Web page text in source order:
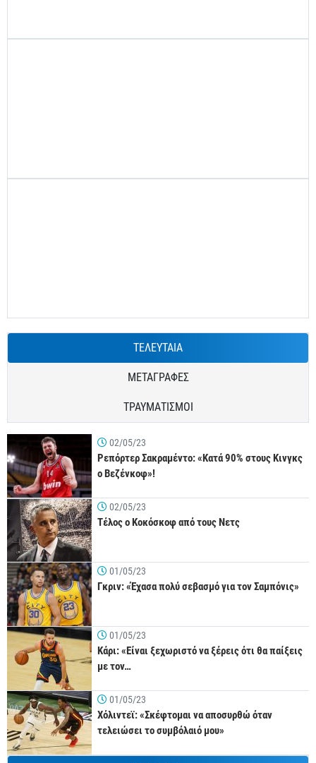
ΤΕΛΕΥΤΑΙΑ
ΜΕΤΑΓΡΑΦΕΣ
ΤΡΑΥΜΑΤΙΣΜΟΙ
02/05/23
Ρεπόρτερ Σακραμέντο: «Κατά 90% στους Κινγκς
ο Βεζένκοφ»!
02/05/23
Τέλος ο Κοκόσκοφ από τους Νετς
01/05/23
Γκριν: «Έχασα πολύ σεβασμό για τον Σαμπόνις»
01/05/23
Κάρι: «Είναι ξεχωριστό να ξέρεις ότι θα παίξεις
με τον…
01/05/23
Χόλιντεϊ: «Σκέφτομαι να αποσυρθώ όταν
τελειώσει το συμβόλαιό μου»